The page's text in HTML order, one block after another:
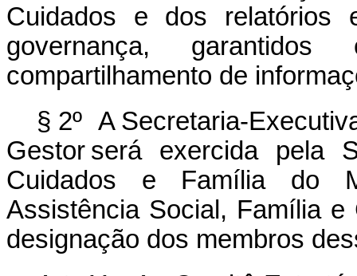
Cuidados e dos relatórios
governança,
compartilhamento de
§ 2º A Secretaria-
Gestor será exercida pela
Cuidados e Família do
Assistência Social, Família
designação dos membros